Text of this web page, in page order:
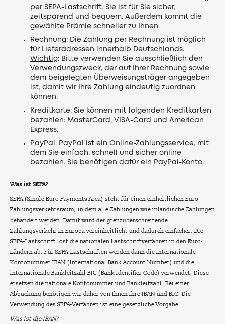
per SEPA-Lastschrift. Sie ist für Sie sicher,
zeitsparend und bequem. Außerdem kommt die
gewählte Prämie schneller zu Ihnen.
Rechnung: Die Zahlung per Rechnung ist möglich
für Lieferadressen innerhalb Deutschlands.
Wichtig: Bitte verwenden Sie ausschließlich den
Verwendungszweck, der auf Ihrer Rechnung sowie
dem beigelegten Überweisungsträger angegeben
ist, damit wir Ihre Zahlung eindeutig zuordnen
können.
Kreditkarte: Sie können mit folgenden Kreditkarten
bezahlen: MasterCard, VISA-Card und American
Express.
PayPal: PayPal ist ein Online-Zahlungsservice, mit
dem Sie einfach, schnell und sicher online
bezahlen. Sie benötigen dafür ein PayPal-Konto.
Was ist SEPA?
SEPA (Single Euro Payments Area) steht für einen einheitlichen Euro-
Zahlungsverkehrsraum, in dem alle Zahlungen wie inländische Zahlungen
behandelt werden. Damit wird der grenzüberschreitende
Zahlungsverkehr in Europa vereinheitlicht und dadurch einfacher. Die
SEPA-Lastschrift löst die nationalen Lastschriftverfahren in den Euro-
Ländern ab. Für SEPA-Lastschriften werden dann die internationale
Kontonummer IBAN (International Bank Account Number) und die
internationale Bankleitzahl BIC (Bank Identifier Code) verwendet. Diese
ersetzen die nationale Kontonummer und Bankleitzahl. Bei einer
Abbuchung benötigen wir daher von Ihnen Ihre IBAN und BIC. Die
Verwendung des SEPA-Verfahren ist eine gesetzliche Vorgabe.
Was ist die IBAN?